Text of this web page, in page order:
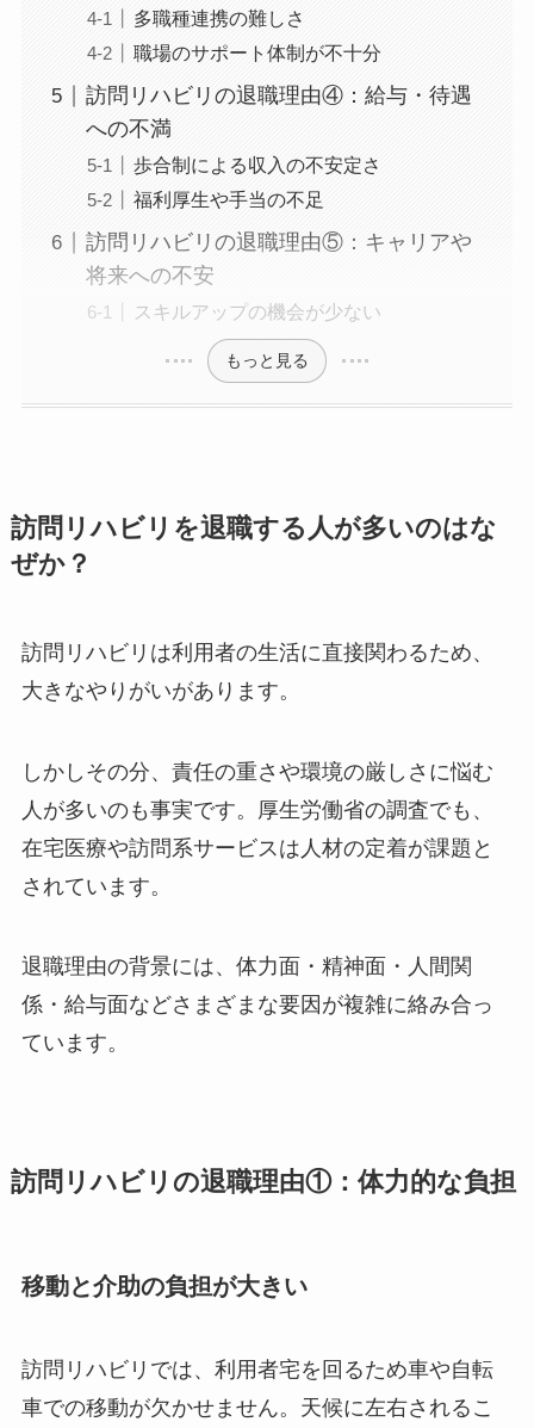
多職種連携の難しさ
職場のサポート体制が不十分
訪問リハビリの退職理由④：給与・待遇
への不満
歩合制による収入の不安定さ
福利厚生や手当の不足
訪問リハビリの退職理由⑤：キャリアや
将来への不安
スキルアップの機会が少ない
もっと見る
訪問リハビリを退職する人が多いのはな
ぜか？
訪問リハビリは利用者の生活に直接関わるため、
大きなやりがいがあります。
しかしその分、責任の重さや環境の厳しさに悩む
人が多いのも事実です。厚生労働省の調査でも、
在宅医療や訪問系サービスは人材の定着が課題と
されています。
退職理由の背景には、体力面・精神面・人間関
係・給与面などさまざまな要因が複雑に絡み合っ
ています。
訪問リハビリの退職理由①：体力的な負担
移動と介助の負担が大きい
訪問リハビリでは、利用者宅を回るため車や自転
車での移動が欠かせません。天候に左右されるこ